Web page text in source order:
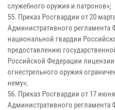
служебного оружия и патронов»;
55. Приказ Росгвардии от 20
Административного
национальной гвардии
предоставлению
Российской Федерации
огнестрельного оружия
нему»;
56. Приказ Росгвардии от 17
Административного